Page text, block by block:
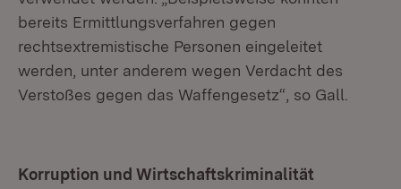
bereits Ermittlungsverfahren gegen
rechtsextremistische Personen eingeleitet
werden, unter anderem wegen Verdacht des
Verstoßes gegen das Waffengesetz“, so Gall.
Korruption und Wirtschaftskriminalität